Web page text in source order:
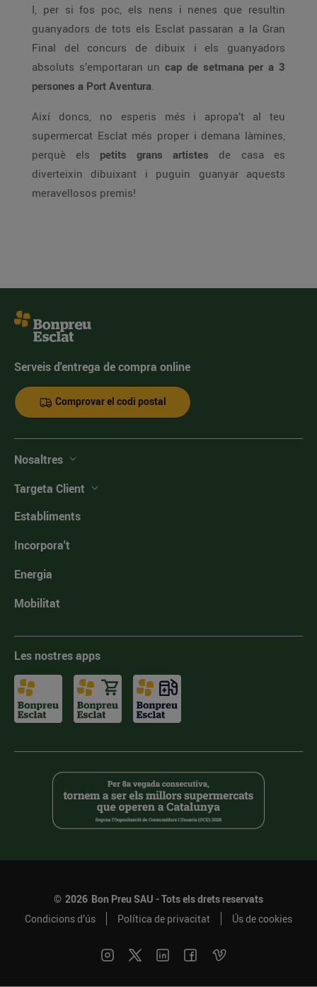
I, per si fos poc, els nens i nenes que resultin
guanyadors de tots els Esclat passaran a la Gran
Final del concurs de dibuix i els guanyadors
absoluts s’emportaran un cap de setmana per a 3
persones a Port Aventura.
Així doncs, no esperis més i apropa’t al teu
supermercat Esclat més proper i demana làmines,
perquè els petits grans artistes de casa es
diverteixin dibuixant i puguin guanyar aquests
meravellosos premis!
Serveis d'entrega de compra online
Comprovar el codi postal
Nosaltres
Targeta Client
Establiments
Incorpora't
Energia
Mobilitat
Les nostres apps
© 2026 Bon Preu SAU - Tots els drets reservats
Condicions d’ús
Política de privacitat Ús de cookies